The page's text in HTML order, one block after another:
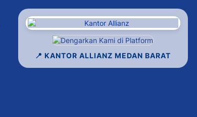
📍 KANTOR ALLIANZ MEDAN BARAT